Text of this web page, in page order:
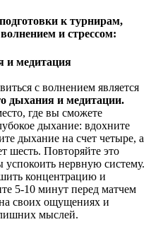
к турнирам,
и стрессом:
и медитация
с волнением является
дыхания и медитации.
где вы сможете
дыхание: вдохните
дыхание на счет четыре, а
шесть. Повторяйте это
успокоить нервную систему.
концентрацию и
5-10 минут перед матчем
своих ощущениях и
лишних мыслей.